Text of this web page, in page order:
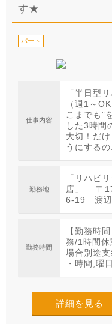
す★
パート
仕事内容
「半日型
（週1～
こまでも”
した3時間
大切！だ
うにするの
勤務地
「リハビ
店」 〒
6-19 渡辺
勤務時間
【勤務時
務/1時間
場合別途
・時間,曜
詳細を見る